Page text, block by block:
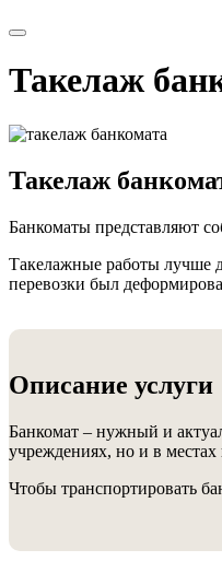
Такелаж
Такелаж
Банкоматы представляют
Такелажные работы лучше
перевозки был
Описание услуги
Банкомат – нужный и
учреждениях, но и в
Чтобы транспортировать